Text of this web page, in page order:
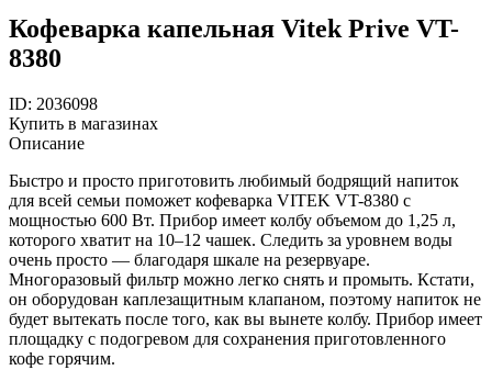
Кофеварка капельная Vitek Prive VT-
8380
ID: 2036098
Купить в магазинах
Описание
Быстро и просто приготовить любимый бодрящий напиток
для всей семьи поможет кофеварка VITEK VT-8380 с
мощностью 600 Вт. Прибор имеет колбу объемом до 1,25 л,
которого хватит на 10–12 чашек. Следить за уровнем воды
очень просто — благодаря шкале на резервуаре.
Многоразовый фильтр можно легко снять и промыть. Кстати,
он оборудован каплезащитным клапаном, поэтому напиток не
будет вытекать после того, как вы вынете колбу. Прибор имеет
площадку с подогревом для сохранения приготовленного
кофе горячим.